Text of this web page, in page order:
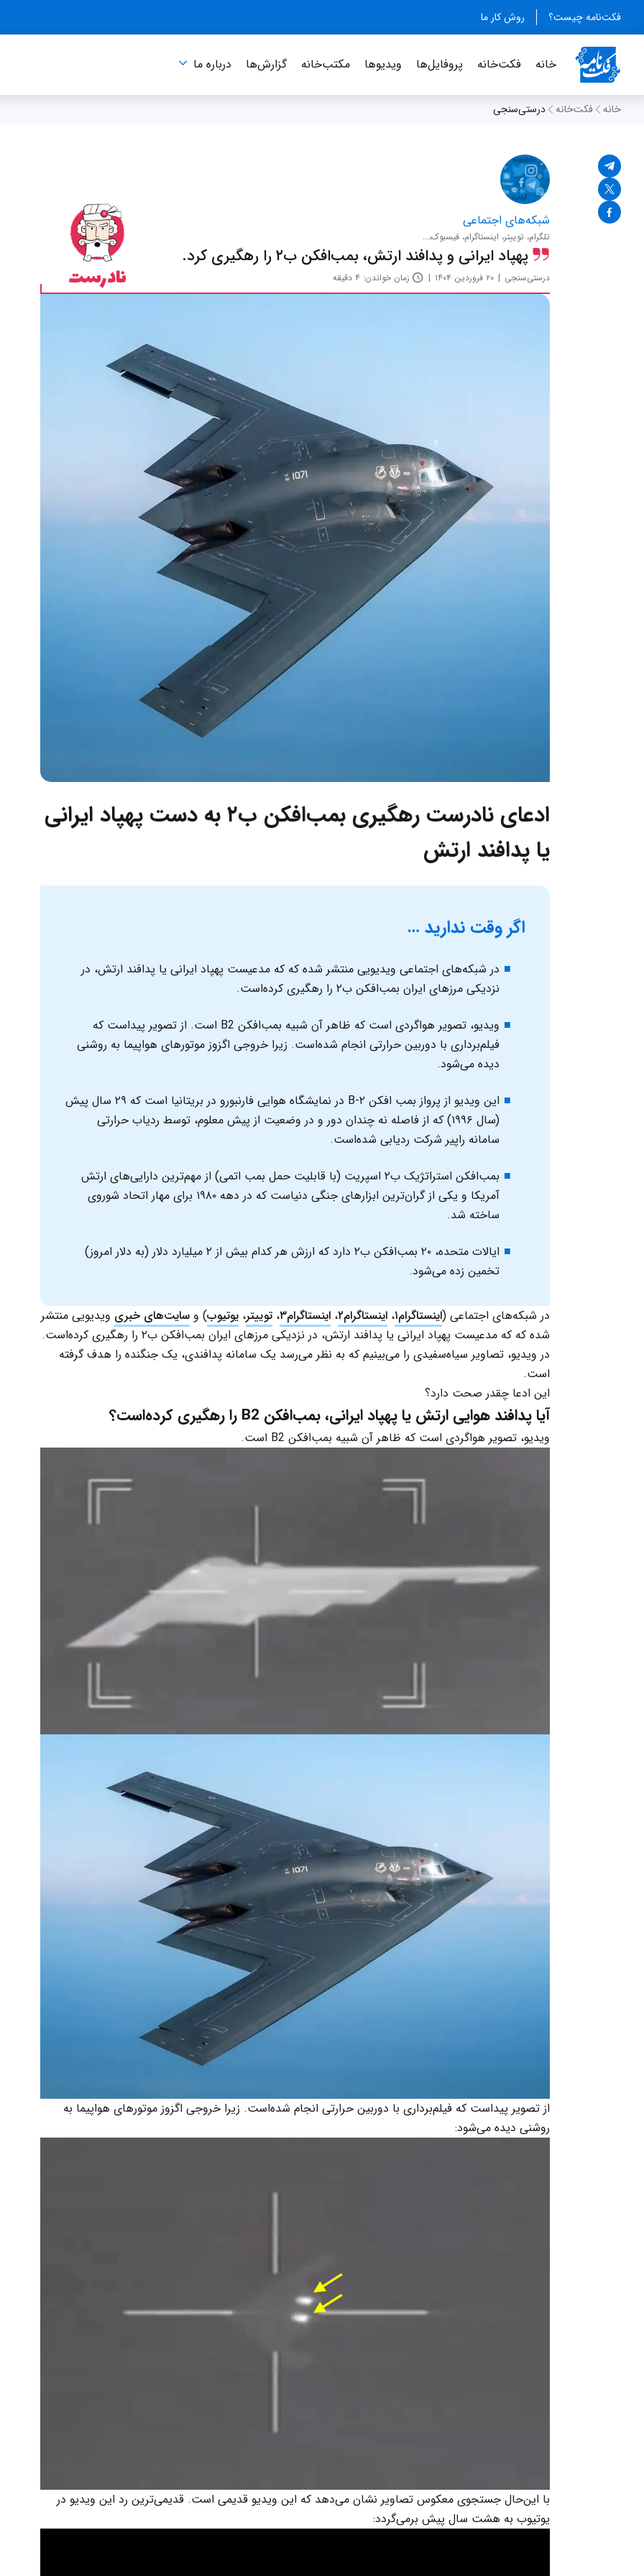
فکت‌نامه چیست؟ روش کار ما
خانه فکت‌خانه پروفایل‌ها ویدیو‌ها مکتب‌خانه گزارش‌ها درباره‌ ما
خانه فکت‌خانه درستی‌سنجی
شبکه‌های اجتماعی
تلگرام، توییتر، اینستاگرام، فیسبوک،...
پهپاد ایرانی و پدافند ارتش، بمب‌افکن ب۲ را رهگیری کرد.
درستی‌سنجی ۲۰ فروردین ۱۴۰۴ زمان خواندن: ۴ دقیقه نادرست
ادعای نادرست رهگیری بمب‌افکن ب۲ به دست پهپاد ایرانی
یا پدافند ارتش
اگر وقت ندارید …
در شبکه‌های اجتماعی ویدیویی منتشر شده که که مدعیست پهپاد ایرانی یا پدافند ارتش، در
نزدیکی مرزهای ایران بمب‌افکن ب۲ را رهگیری کرده‌است.
ویدیو، تصویر هواگردی است که ظاهر آن شبیه بمب‌افکن B2 است. از تصویر پیداست که
فیلم‌برداری با دوربین حرارتی انجام شده‌است. زیرا خروجی اگزوز موتورهای هواپیما به روشنی
دیده می‌شود.
این ویدیو از پرواز بمب افکن B-۲ در نمایشگاه هوایی فارنبورو در بریتانیا است که ۲۹ سال پیش
(سال ۱۹۹۶) که از فاصله نه چندان دور و در وضعیت از پیش معلوم، توسط ردیاب حرارتی
سامانه راپیر شرکت ردیابی شده‌است.
بمب‌افکن استراتژیک ب۲ اسپریت (با قابلیت حمل بمب اتمی) از مهم‌ترین دارایی‌های ارتش
آمریکا و یکی از گران‌ترین ابزارهای جنگی دنیاست که در دهه ۱۹۸۰ برای مهار اتحاد شوروی
ساخته شد.
ایالات متحده، ۲۰ بمب‌افکن ب۲ دارد که ارزش هر کدام بیش از ۲ میلیارد دلار (به دلار امروز)
تخمین زده می‌شود.
در شبکه‌های اجتماعی (اینستاگرام۱ ،اینستاگرام۲ ،اینستاگرام۳ ،توییتر،یوتیوب) وسایت‌های خبری ویدیویی منتشر
شده که که مدعیست پهپاد ایرانی یا پدافند ارتش، در نزدیکی مرزهای ایران بمب‌افکن ب۲ را رهگیری کرده‌است.
در ویدیو، تصاویر سیاه‌سفیدی را می‌بینیم که به نظر می‌رسد یک سامانه پدافندی، یک جنگنده را هدف گرفته
است.
این ادعا چقدر صحت دارد؟
آیا پدافند هوایی ارتش یا پهپاد ایرانی، بمب‌افکن B2 را رهگیری کرده‌‌است؟
ویدیو، تصویر هواگردی است که ظاهر آن شبیه بمب‌افکن B2 است.
از تصویر پیداست که فیلم‌برداری با دوربین حرارتی انجام شده‌است. زیرا خروجی اگزوز موتورهای هواپیما به
روشنی دیده می‌شود:
با این‌حال جستجوی معکوس تصاویر نشان می‌دهد که این ویدیو قدیمی است. قدیمی‌ترین رد این ویدیو در
یوتیوب به هشت سال پیش برمی‌گردد: